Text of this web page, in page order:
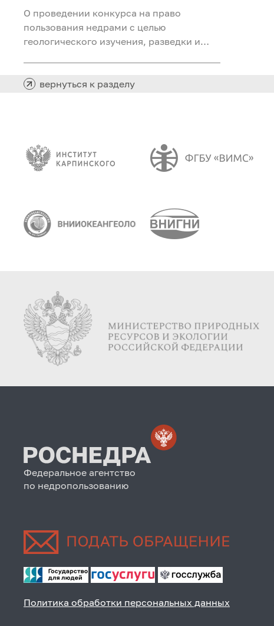
месторождения в Кемеровской области
О проведении конкурса на право
пользования недрами с целью
геологического изучения, разведки и
Ненецком муниципальном районе
вернуться к разделу
Федеральное агентство
по недропользованию
Политика обработки персональных данных